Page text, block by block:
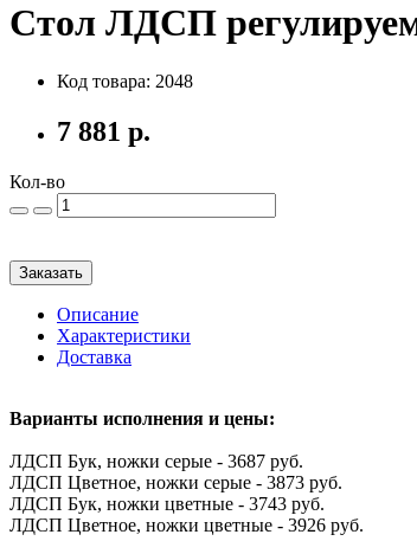
Стол ЛДСП
Код товара: 2048
7 881 р.
Кол-во
Заказать
Описание
Характеристики
Доставка
Варианты исполнения и цены:
ЛДСП Бук, ножки серые - 3687 руб.
ЛДСП Цветное, ножки серые - 3873 руб.
ЛДСП Бук, ножки цветные - 3743 руб.
ЛДСП Цветное, ножки цветные - 3926 руб.